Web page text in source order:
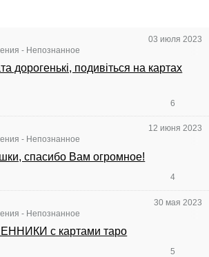
03 июля 2023
- Непознанное
дорогенькі, подивіться на картах
6
12 июня 2023
- Непознанное
спасибо Вам огромное!
4
30 мая 2023
- Непознанное
с картами таро
5